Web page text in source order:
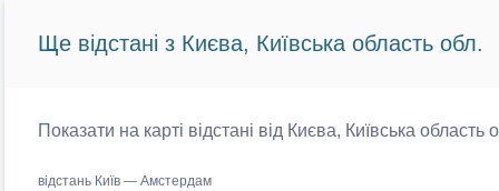
Ще відстані з Києва, Київська область обл.
Показати на карті відстані від Києва, Київська
відстань Київ — Амстердам